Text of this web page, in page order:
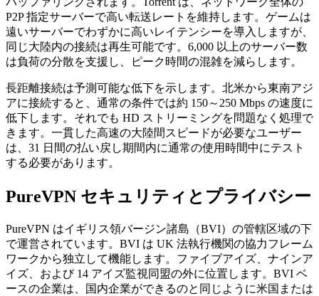
P2P 指定サーバーで高い転送レートを維持します。ゲームは
遠いサーバーでわずかに高いレイテンシーを導入しますが、
同じ大陸内の接続は再生可能です。6,000 以上のサーバー数
は負荷の分散を支援し、ピーク時間の混雑を減らします。
長距離接続は予測可能な低下を示します。北米から東南アジ
アに接続すると、通常の条件では約 150～250 Mbps の速度に
低下します。それでも HD ストリーミングを問題なく処理で
きます。一貫した高速の大陸間スピードが必要なユーザー
は、31 日間の払い戻し期間内に通常の使用時間中にテスト
する必要があります。
PureVPN セキュリティとプライバシー
PureVPN はイギリス領バージン諸島（BVI）の管轄区域の下
で運営されています。BVI は UK 法執行機関の協力フレーム
ワークから独立して機能します。ファイブアイズ、ナインア
イズ、および 14 アイズ監視同盟の外に位置します。BVI ベ
ースの企業は、国内企業ができるのと同じように米国または